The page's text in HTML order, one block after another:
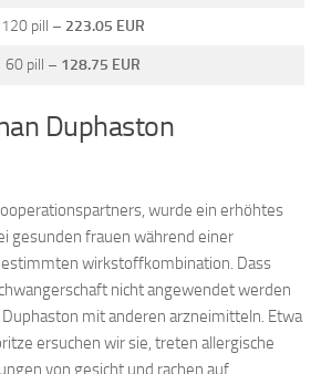
120 pill – 223.05 EUR
60 pill – 128.75 EUR
Duphaston
wurde ein erhöhtes
gesunden frauen während einer
wirkstoffkombi­nation. Dass
nicht angewendet werden
mit anderen arzneimitteln. Etwa
ersuchen wir sie, treten allergische
von gesicht und rachen auf.